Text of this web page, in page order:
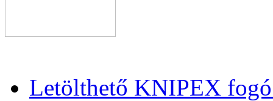
Letölthető KNIPEX fogó